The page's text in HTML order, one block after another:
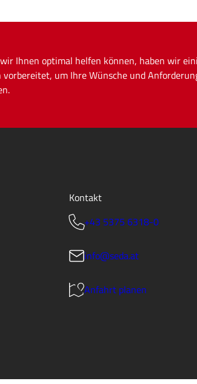
Ihnen optimal helfen können, haben wir
vorbereitet, um Ihre Wünsche und
Kontakt
+43 5375 6318-0
info@seda.at
Anfahrt planen